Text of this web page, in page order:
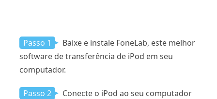
Passo 1
Baixe e instale FoneLab, este melhor
software de transferência de iPod em seu
computador.
Passo 2
Conecte o iPod ao seu computador